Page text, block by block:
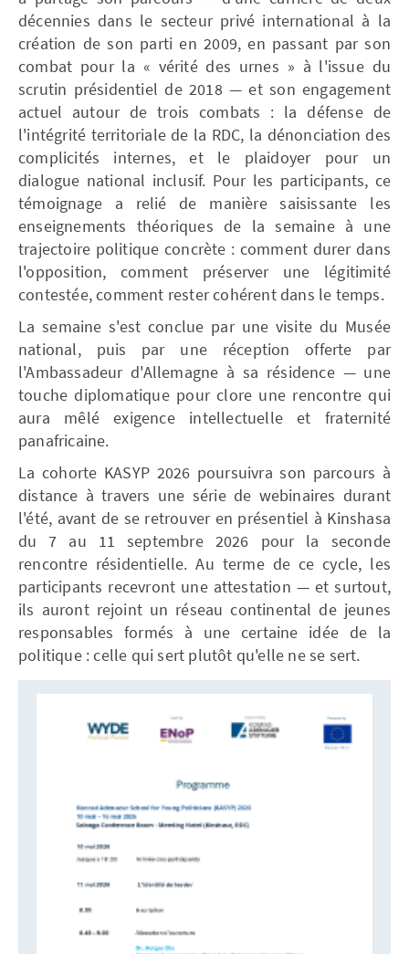
décennies dans le secteur privé international à la
création de son parti en 2009, en passant par son
combat pour la « vérité des urnes » à l'issue du
scrutin présidentiel de 2018 — et son engagement
actuel autour de trois combats : la défense de
l'intégrité territoriale de la RDC, la dénonciation des
complicités internes, et le plaidoyer pour un
dialogue national inclusif. Pour les participants, ce
témoignage a relié de manière saisissante les
enseignements théoriques de la semaine à une
trajectoire politique concrète : comment durer dans
l'opposition, comment préserver une légitimité
contestée, comment rester cohérent dans le temps.
La semaine s'est conclue par une visite du Musée
national, puis par une réception offerte par
l'Ambassadeur d'Allemagne à sa résidence — une
touche diplomatique pour clore une rencontre qui
aura mêlé exigence intellectuelle et fraternité
panafricaine.
La cohorte KASYP 2026 poursuivra son parcours à
distance à travers une série de webinaires durant
l'été, avant de se retrouver en présentiel à Kinshasa
du 7 au 11 septembre 2026 pour la seconde
rencontre résidentielle. Au terme de ce cycle, les
participants recevront une attestation — et surtout,
ils auront rejoint un réseau continental de jeunes
responsables formés à une certaine idée de la
politique : celle qui sert plutôt qu'elle ne se sert.